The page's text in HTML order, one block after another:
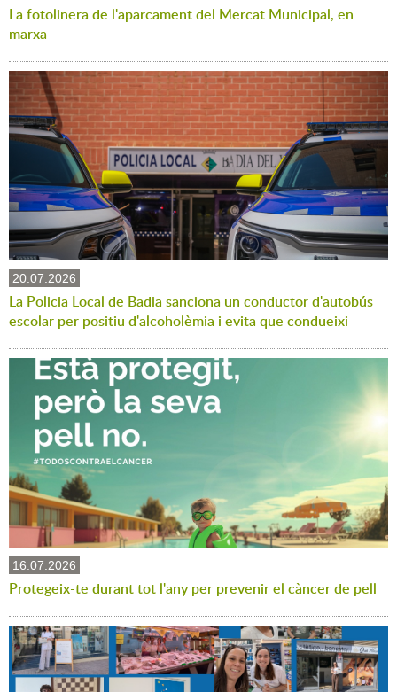
La fotolinera de l'aparcament del Mercat Municipal, en
marxa
20.07.2026
La Policia Local de Badia sanciona un conductor d'autobús
escolar per positiu d'alcoholèmia i evita que condueixi
16.07.2026
Protegeix-te durant tot l'any per prevenir el càncer de pell